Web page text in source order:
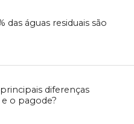
das águas residuais são
diferenças
o pagode?